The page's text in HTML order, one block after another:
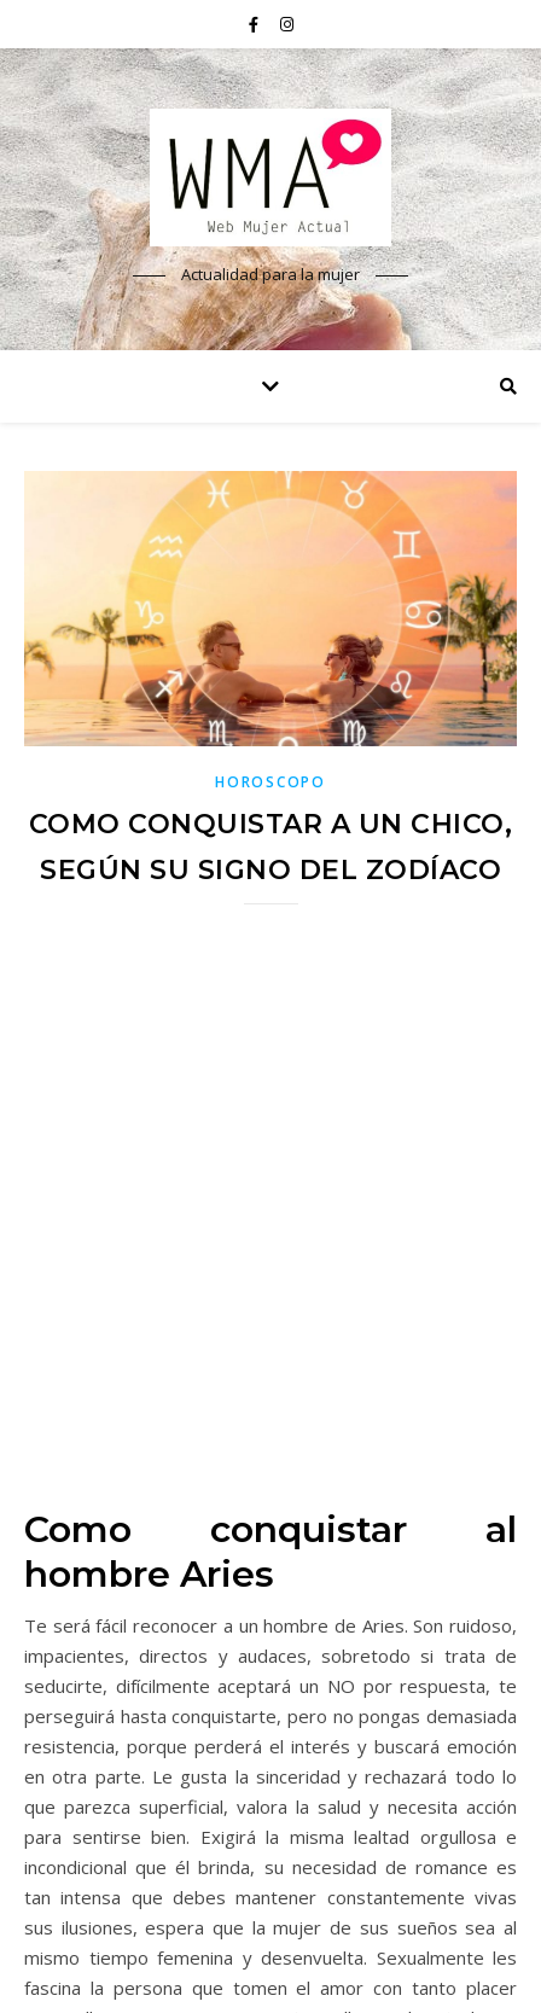
Actualidad para la mujer
HOROSCOPO
COMO CONQUISTAR A UN CHICO,
SEGÚN SU SIGNO DEL ZODÍACO
Como conquistar al
hombre Aries
Te será fácil reconocer a un hombre de Aries. Son ruidoso,
impacientes, directos y audaces, sobretodo si trata de
seducirte, difícilmente aceptará un NO por respuesta, te
perseguirá hasta conquistarte, pero no pongas demasiada
resistencia, porque perderá el interés y buscará emoción
en otra parte. Le gusta la sinceridad y rechazará todo lo
que parezca superficial, valora la salud y necesita acción
para sentirse bien. Exigirá la misma lealtad orgullosa e
incondicional que él brinda, su necesidad de romance es
tan intensa que debes mantener constantemente vivas
sus ilusiones, espera que la mujer de sus sueños sea al
mismo tiempo femenina y desenvuelta. Sexualmente les
fascina la persona que tomen el amor con tanto placer